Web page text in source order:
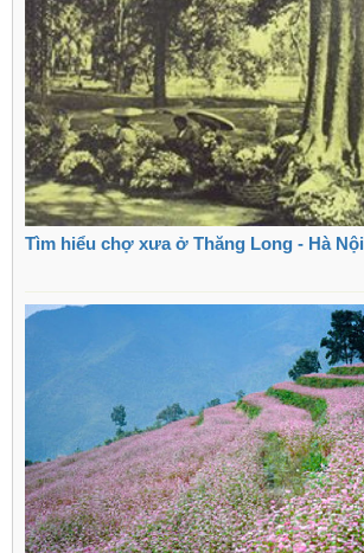
Tìm hiểu chợ xưa ở Thăng Long - Hà Nội